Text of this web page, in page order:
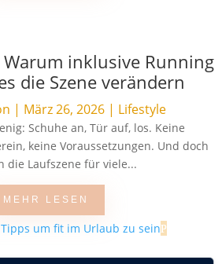
inklusive Running
die Szene verändern
| März 26, 2026 | Lifestyle
Schuhe an, Tür auf, los. Keine
keine Voraussetzungen. Und doch
die Laufszene für viele...
MEHR LESEN